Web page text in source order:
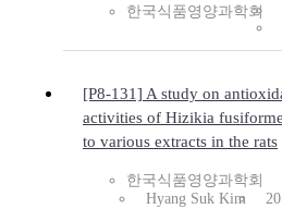
한국식품영양과학회
[P8-131] A study on
activities of Hizikia
to various extracts in the rats
한국식품영양과학회
Hyang Suk Kim